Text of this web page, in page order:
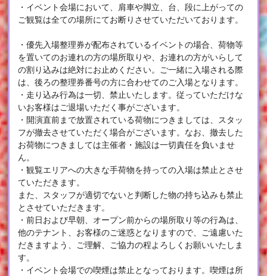
・イベント会場において、肩車や脚立、台、段に上がっての
ご観覧は全ての場所にてお断りさせていただいております。
・優先入場整理券が配布されているイベントの場合、荷物等
を置いてのお連れの方の場所取りや、お連れの方がいらして
の割り込みは絶対にお止めください。ご一緒に入場される際
は、後ろの整理券番号の方に合わせてのご入場となります。
・走り込み行為は一切、禁止いたします。従っていただけな
いお客様はご退場いただく事がございます。
・開演直前まで放置されている荷物につきましては、スタッ
フが撤去させていただく場合がございます。なお、撤去した
お荷物につきましては主催者・施設は一切責任を負いませ
ん。
・観覧エリアへの大きな手荷物を持っての入場は禁止とさせ
ていただきます。
また、スタッフが適切でないと判断した物の持ち込みも禁止
とさせていただきます。
・前日および早朝、オープン前からの場所取り等の行為は、
他のテナント、お客様のご迷惑となりますので、ご遠慮いた
だきますよう、ご理解、ご協力の程よろしくお願いいたしま
す。
・イベント会場での喫煙は禁止となっております。喫煙は所